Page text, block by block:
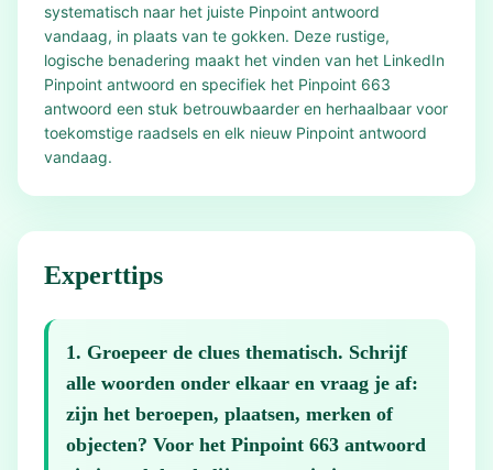
systematisch naar het juiste Pinpoint antwoord
vandaag, in plaats van te gokken. Deze rustige,
logische benadering maakt het vinden van het LinkedIn
Pinpoint antwoord en specifiek het Pinpoint 663
antwoord een stuk betrouwbaarder en herhaalbaar voor
toekomstige raadsels en elk nieuw Pinpoint antwoord
vandaag.
Experttips
1. Groepeer de clues thematisch. Schrijf
alle woorden onder elkaar en vraag je af:
zijn het beroepen, plaatsen, merken of
objecten? Voor het Pinpoint 663 antwoord